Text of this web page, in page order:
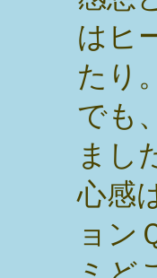
はヒ
たり。
でも
まし
心感
ョン